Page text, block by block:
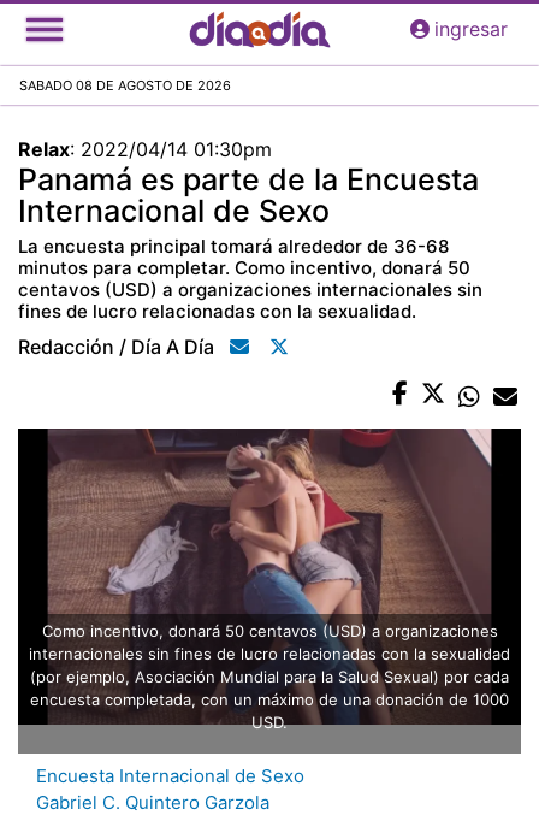
Pasar
al
principal
ingresar
SABADO 08 DE AGOSTO DE 2026
Relax: 2022/04/14 01:30pm
Panamá es parte de la Encuesta
Internacional de Sexo
La encuesta principal tomará alrededor de 36-68
minutos para completar. Como incentivo, donará 50
centavos (USD) a organizaciones internacionales sin
fines de lucro relacionadas con la sexualidad.
Redacción / Día A Día
Como incentivo, donará 50 centavos (USD) a organizaciones
internacionales sin fines de lucro relacionadas con la sexualidad
(por ejemplo, Asociación Mundial para la Salud Sexual) por cada
encuesta completada, con un máximo de una donación de 1000
USD.
Encuesta Internacional de Sexo
Gabriel C. Quintero Garzola